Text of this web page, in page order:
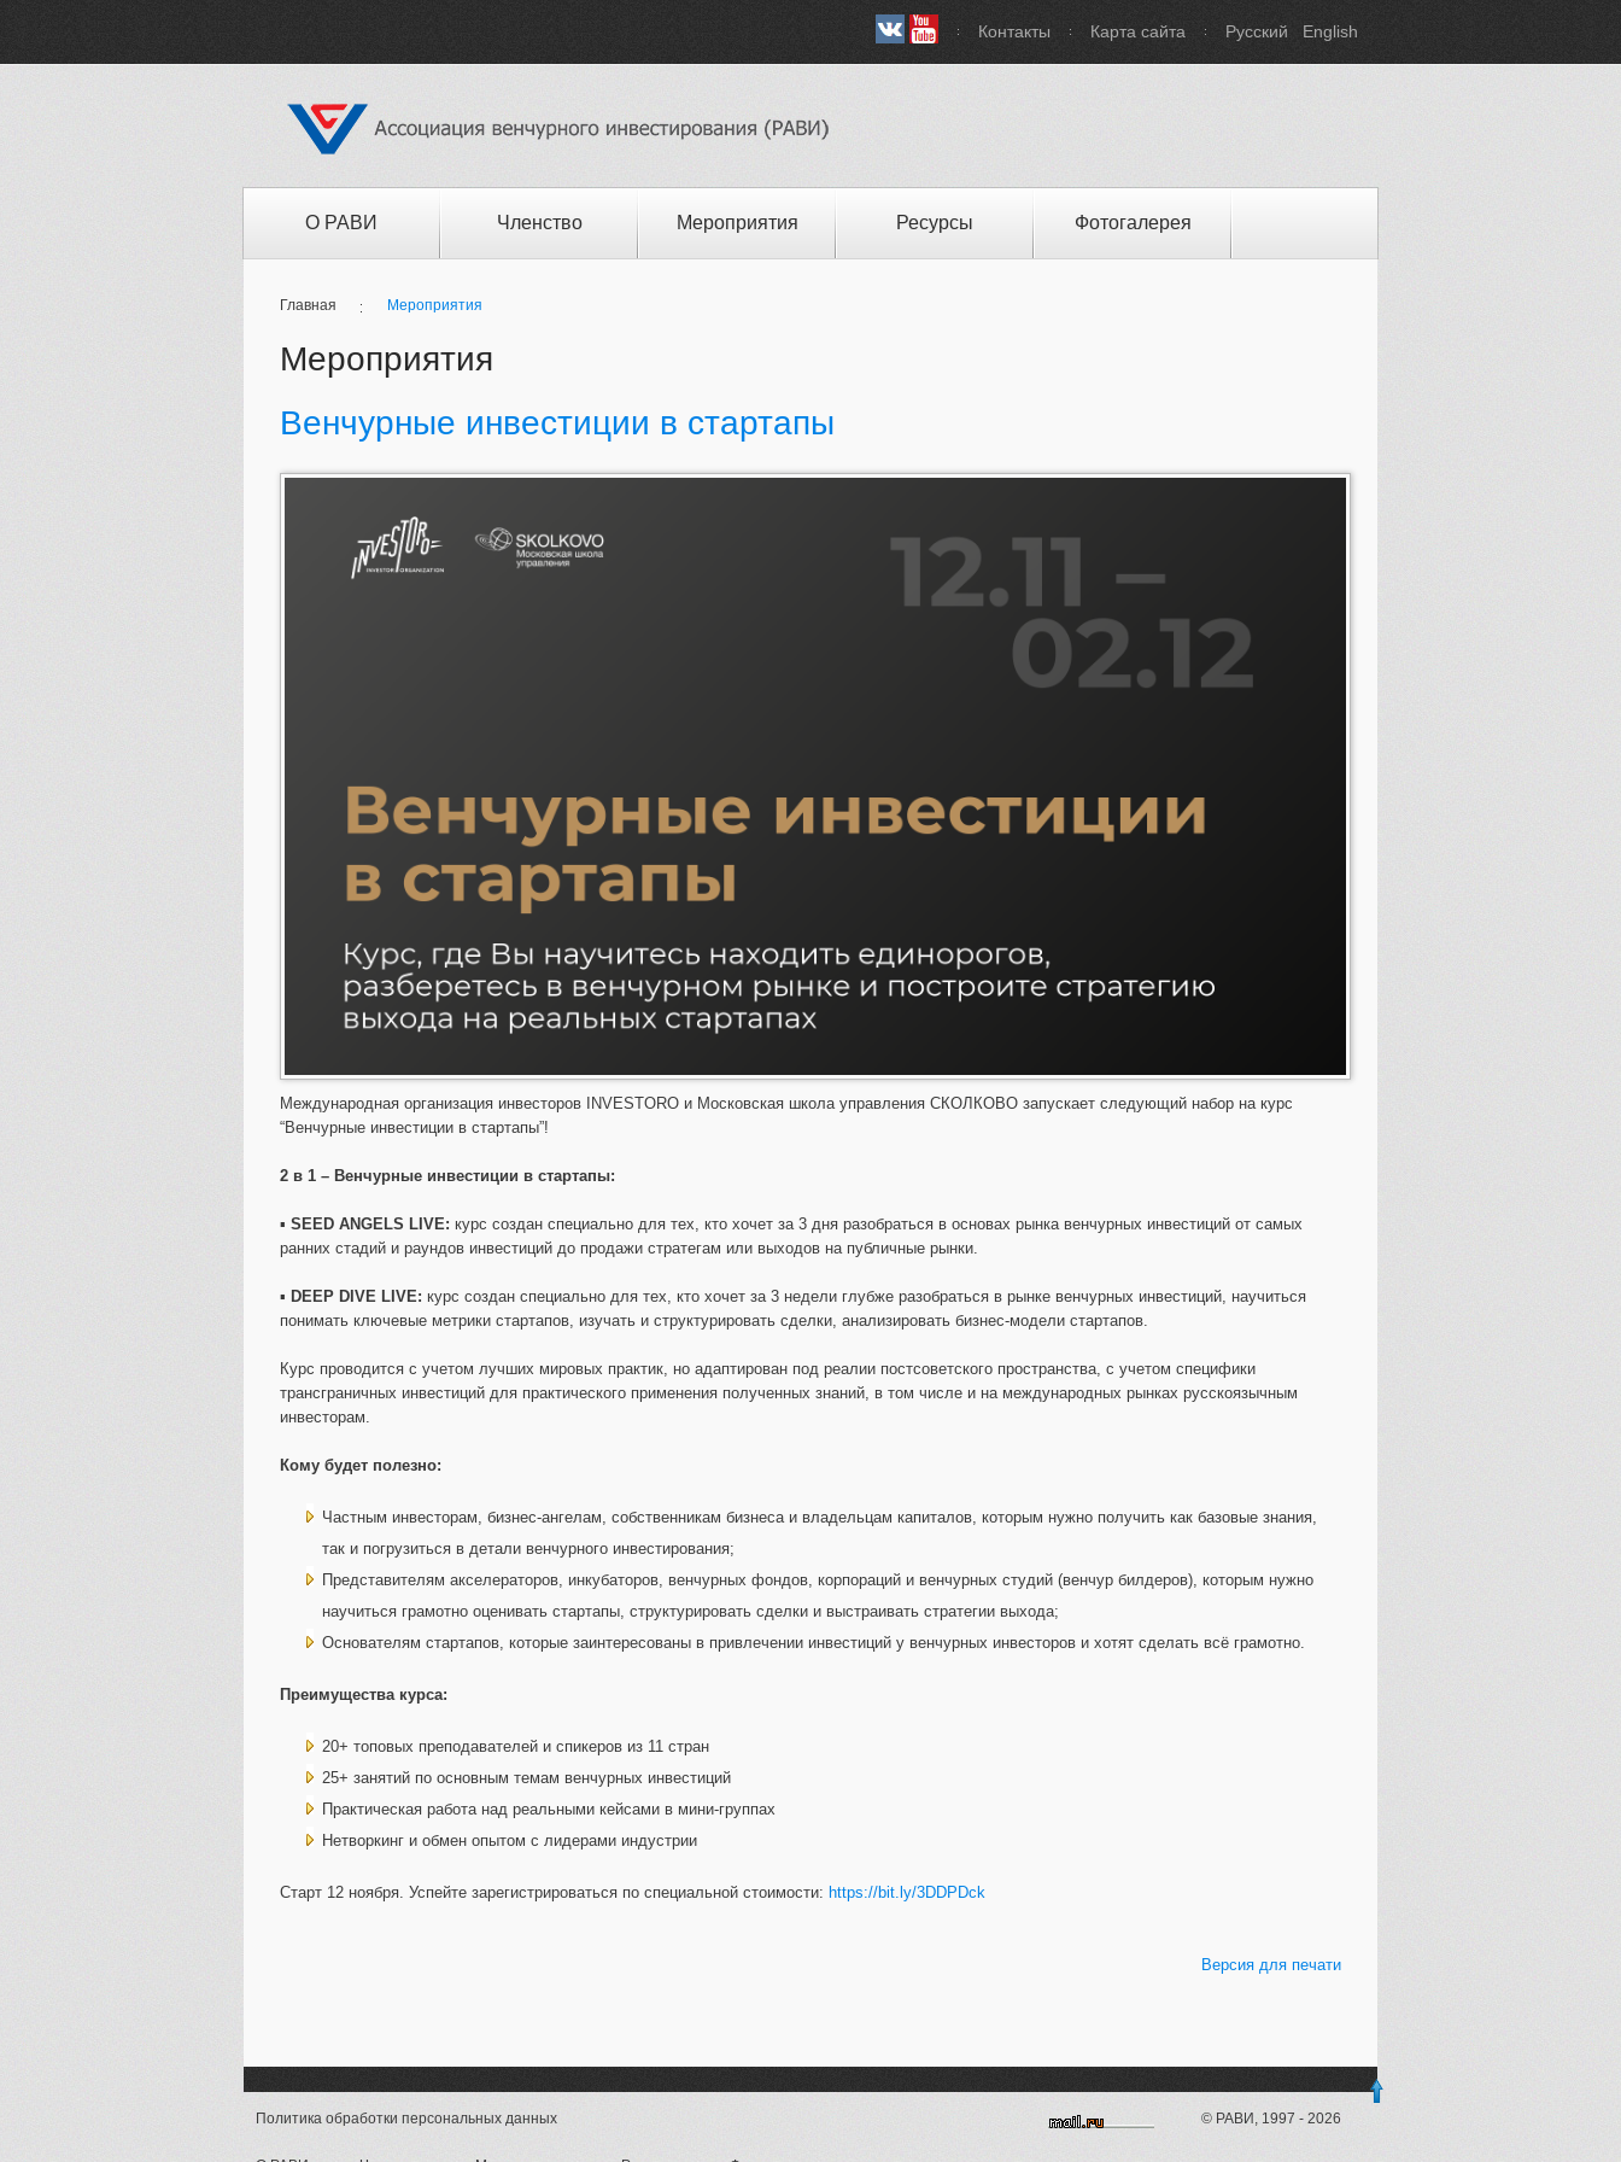
Контакты Карта сайта Русский English
О РАВИ Членство Мероприятия Ресурсы Фотогалерея
Главная Мероприятия
Мероприятия
Венчурные инвестиции в стартапы
Международная организация инвесторов INVESTORO и Московская школа управления СКОЛКОВО запускает следующий набор на курс
“Венчурные инвестиции в стартапы”!
2 в 1 – Венчурные инвестиции в стартапы:
▪️ SEED ANGELS LIVE: курс создан специально для тех, кто хочет за 3 дня разобраться в основах рынка венчурных инвестиций от самых
ранних стадий и раундов инвестиций до продажи стратегам или выходов на публичные рынки.
▪️ DEEP DIVE LIVE: курс создан специально для тех, кто хочет за 3 недели глубже разобраться в рынке венчурных инвестиций, научиться
понимать ключевые метрики стартапов, изучать и структурировать сделки, анализировать бизнес-модели стартапов.
Курс проводится с учетом лучших мировых практик, но адаптирован под реалии постсоветского пространства, с учетом специфики
трансграничных инвестиций для практического применения полученных знаний, в том числе и на международных рынках русскоязычным
инвесторам.
Кому будет полезно:
Частным инвесторам, бизнес-ангелам, собственникам бизнеса и владельцам капиталов, которым нужно получить как базовые знания,
так и погрузиться в детали венчурного инвестирования;
Представителям акселераторов, инкубаторов, венчурных фондов, корпораций и венчурных студий (венчур билдеров), которым нужно
научиться грамотно оценивать стартапы, структурировать сделки и выстраивать стратегии выхода;
Основателям стартапов, которые заинтересованы в привлечении инвестиций у венчурных инвесторов и хотят сделать всё грамотно.
Преимущества курса:
20+ топовых преподавателей и спикеров из 11 стран
25+ занятий по основным темам венчурных инвестиций
Практическая работа над реальными кейсами в мини-группах
Нетворкинг и обмен опытом с лидерами индустрии
Старт 12 ноября. Успейте зарегистрироваться по специальной стоимости: https://bit.ly/3DDPDck
Версия для печати
Политика обработки персональных данных © РАВИ, 1997 - 2026